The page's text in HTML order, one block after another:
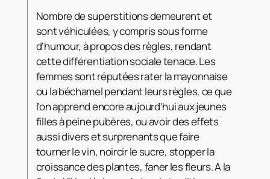
Nombre de superstitions demeurent et
sont véhiculées, y compris sous forme
d’humour, à propos des règles, rendant
cette différentiation sociale tenace. Les
femmes sont réputées rater la mayonnaise
ou la béchamel pendant leurs règles, ce que
l’on apprend encore aujourd’hui aux jeunes
filles à peine pubères, ou avoir des effets
aussi divers et surprenants que faire
tourner le vin, noircir le sucre, stopper la
croissance des plantes, faner les fleurs. A la